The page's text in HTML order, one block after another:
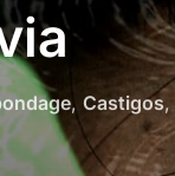
, Castigos,